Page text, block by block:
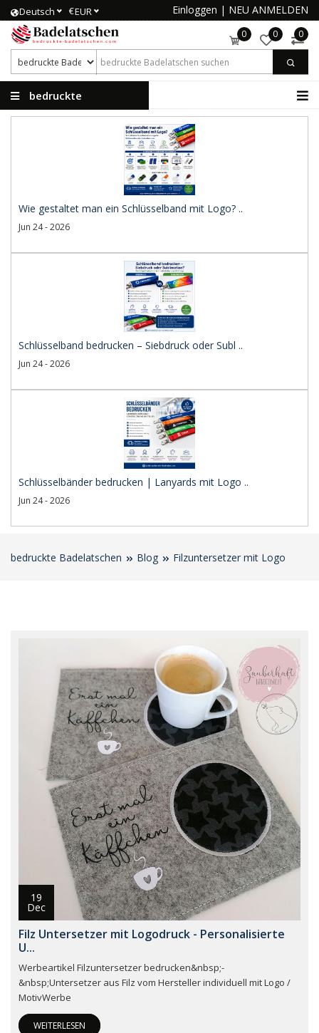
Deutsch €EUR Einloggen | NEU ANMELDEN
0 0 0
bedruckte
Wie gestaltet man ein Schlüsselband mit Logo? ..
Jun 24 - 2026
Schlüsselband bedrucken – Siebdruck oder Subl ..
Jun 24 - 2026
Schlüsselbänder bedrucken | Lanyards mit Logo ..
Jun 24 - 2026
bedruckte Badelatschen Blog Filzuntersetzer mit Logo
19
Dec
Filz Untersetzer mit Logodruck - Personalisierte
U...
Werbeartikel Filzuntersetzer bedrucken&nbsp;-
&nbsp;Untersetzer aus Filz vom Hersteller individuell mit Logo /
MotivWerbe
WEITERLESEN